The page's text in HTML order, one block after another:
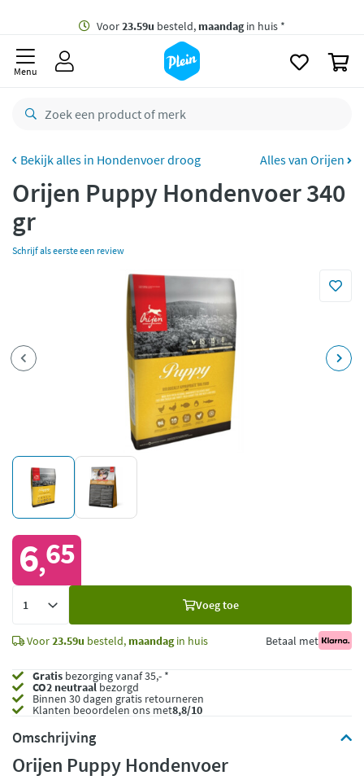
besteld,maandag
retourneren
CO2 neutraal
Betaal met Klarna
Menu
Hondenvoer droog Alles van Orijen
Orijen Puppy Hondenvoer 340
gr
Schrijf als eerste een review
6,65
Voeg toe
Voor23.59u besteld, maandagin huis Betaal met
Gratis bezorging vanaf 35,- *
CO2 neutraalbezorgd
Binnen 30 dagen gratis retourneren
Klanten beoordelen ons met8,8/10
Omschrijving
Orijen Puppy Hondenvoer